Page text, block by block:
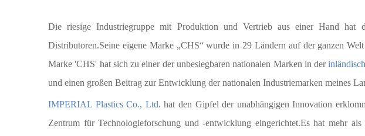
Die riesige Industriegruppe mit Produktion und Vertrieb aus einer Hand hat
Distributoren.Seine eigene Marke „CHS“ wurde in 29 Ländern auf der ganzen
Marke 'CHS' hat sich zu einer der unbesiegbaren nationalen Marken in der
und einen großen Beitrag zur Entwicklung der nationalen Industriemarken meines
IMPERIAL Plastics Co., Ltd.hat den Gipfel der unabhängigen Innovation
Zentrum für Technologieforschung und -entwicklung eingerichtet.Es hat mehr